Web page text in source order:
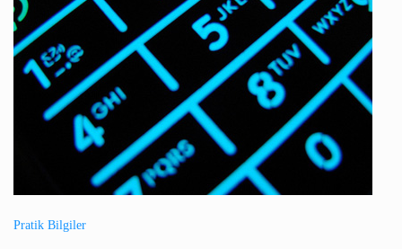
Pratik Bilgiler